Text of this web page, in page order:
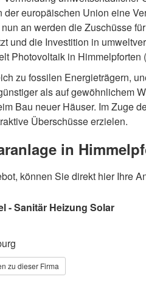
europäischen Union eine
an werden die Zuschüsse
und die Investition in
Photovoltaik in
zu fossilen Energieträgern,
als auf gewöhnlichem
Bau neuer Häuser. Im Zuge
Überschüsse erzielen.
in
können Sie direkt hier Ihre
- Sanitär Heizung Solar
zu dieser Firma